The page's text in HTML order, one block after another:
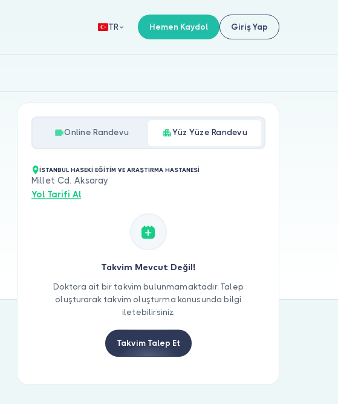
TR Hemen Kaydol Giriş Yap
Online Randevu Yüz Yüze Randevu
İSTANBUL HASEKİ EĞİTİM VE ARAŞTIRMA HASTANESİ
Millet Cd. Aksaray
Yol Tarifi Al
Takvim Mevcut Değil!
Doktora ait bir takvim bulunmamaktadır. Talep
oluşturarak takvim oluşturma konusunda bilgi
iletebilirsiniz.
Takvim Talep Et